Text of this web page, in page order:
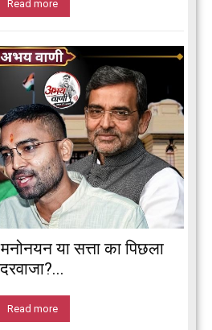
Read more
या सत्ता का पिछला
दरवाजा?...
Read more